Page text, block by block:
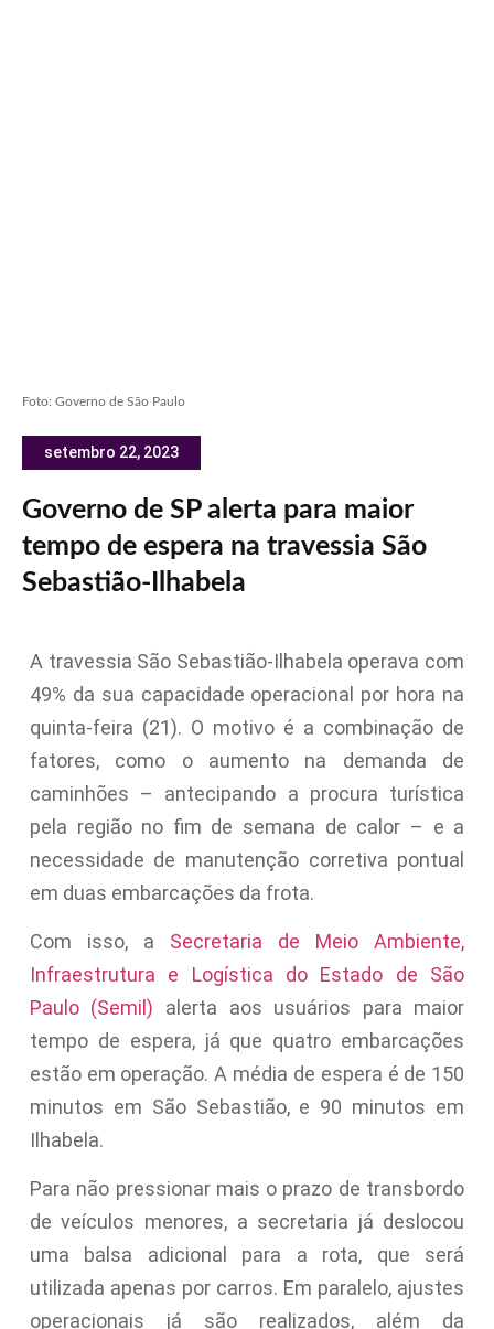
Foto: Governo de São Paulo
setembro 22, 2023
Governo de SP alerta para maior
tempo de espera na travessia São
Sebastião-Ilhabela
A travessia São Sebastião-Ilhabela operava com
49% da sua capacidade operacional por hora na
quinta-feira (21). O motivo é a combinação de
fatores, como o aumento na demanda de
caminhões – antecipando a procura turística
pela região no fim de semana de calor – e a
necessidade de manutenção corretiva pontual
em duas embarcações da frota.
Com isso, a Secretaria de Meio Ambiente,
Infraestrutura e Logística do Estado de São
Paulo (Semil) alerta aos usuários para maior
tempo de espera, já que quatro embarcações
estão em operação. A média de espera é de 150
minutos em São Sebastião, e 90 minutos em
Ilhabela.
Para não pressionar mais o prazo de transbordo
de veículos menores, a secretaria já deslocou
uma balsa adicional para a rota, que será
utilizada apenas por carros. Em paralelo, ajustes
operacionais já são realizados, além da